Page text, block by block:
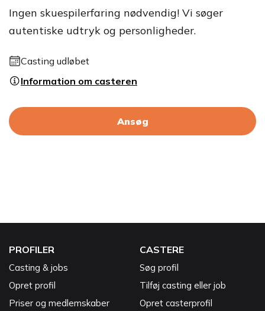
Ingen skuespilerfaring nødvendig! Vi søger
autentiske udtryk og personligheder.
Casting udløbet
Information om casteren
Ansøg
PROFILER
Casting & jobs
Opret profil
Priser og medlemskaber
CASTERE
Søg profil
Tilføj casting eller job
Opret casterprofil